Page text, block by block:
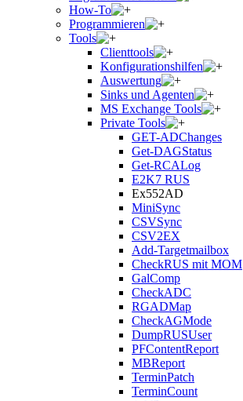
How-To
Programmieren
Tools
Clienttools
Konfigurationshilfen
Auswertung
Sinks und Agenten
MS Exchange Tools
Private Tools
GET-ADChanges
Get-DAGStatus
Get-RCALog
E2K7 RUS
Ex552AD
MiniSync
CSVSync
CSV2EX
Add-Targetmailbox
CheckRUS mit MOM
GalComp
CheckADC
RGADMap
CheckAGMode
DumpRUSUser
PFContentReport
MBReport
TerminPatch
TerminCount